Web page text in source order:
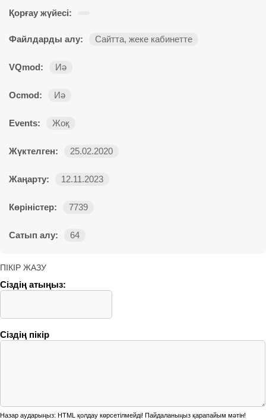
Қорғау жүйесі:
Файлдарды алу: Сайтта, жеке кабинетте
VQmod: Иә
Ocmod: Иә
Events: Жоқ
Жүктелген: 25.02.2020
Жаңарту: 12.11.2023
Көріністер: 7739
Сатып алу: 64
ПІКІР ЖАЗУ
Сіздің атыңыз:
Сіздің пікір
Назар аударыңыз: HTML қолдау көрсетілмейді! Пайдаланыңыз қарапайым мәтін!